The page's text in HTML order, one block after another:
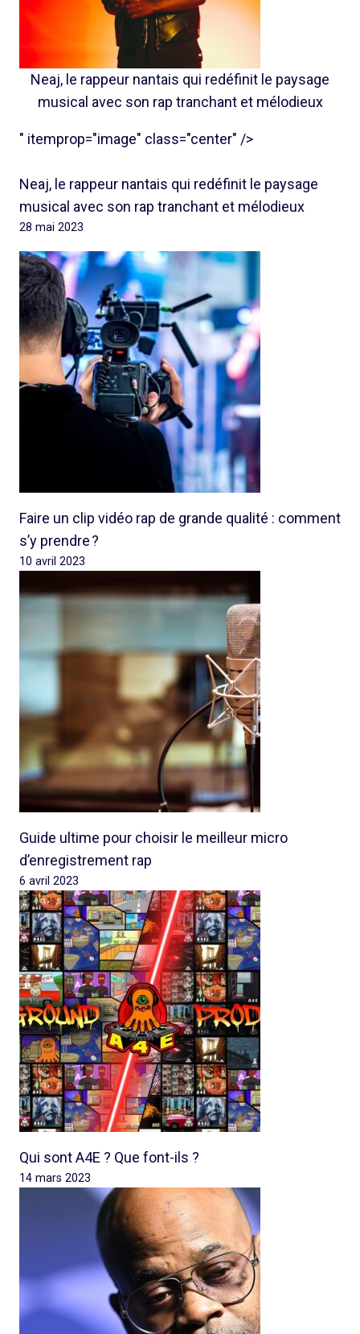
Neaj, le rappeur nantais qui redéfinit le paysage
musical avec son rap tranchant et mélodieux
" itemprop="image" class="center" />
Neaj, le rappeur nantais qui redéfinit le paysage
musical avec son rap tranchant et mélodieux
28 mai 2023
Faire un clip vidéo rap de grande qualité : comment
s’y prendre ?
10 avril 2023
Guide ultime pour choisir le meilleur micro
d’enregistrement rap
6 avril 2023
Qui sont A4E ? Que font-ils ?
14 mars 2023